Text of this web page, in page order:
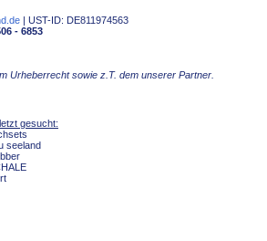
| UST-ID: DE811974563
- 6853
Urheberrecht sowie z.T. dem unserer Partner.
gesucht:
seeland